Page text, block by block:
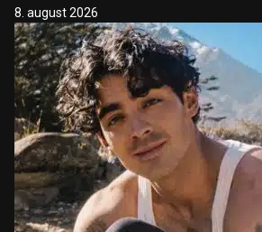
8. august 2026